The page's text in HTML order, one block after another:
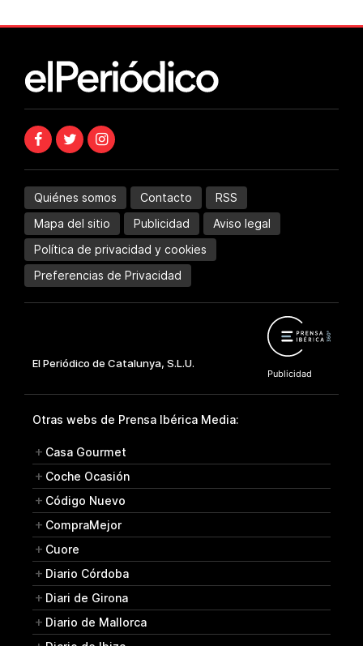
Quiénes somos Contacto
RSS
Mapa del sitio
Publicidad
Aviso legal
Política de privacidad y cookies
Preferencias de Privacidad
Otras webs de Prensa Ibérica Media:
Casa Gourmet
Coche Ocasión
Código Nuevo
CompraMejor
Cuore
Diario Córdoba
Diari de Girona
Diario de Mallorca